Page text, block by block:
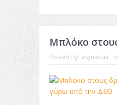
Μπλόκο
Posted By: asynadak